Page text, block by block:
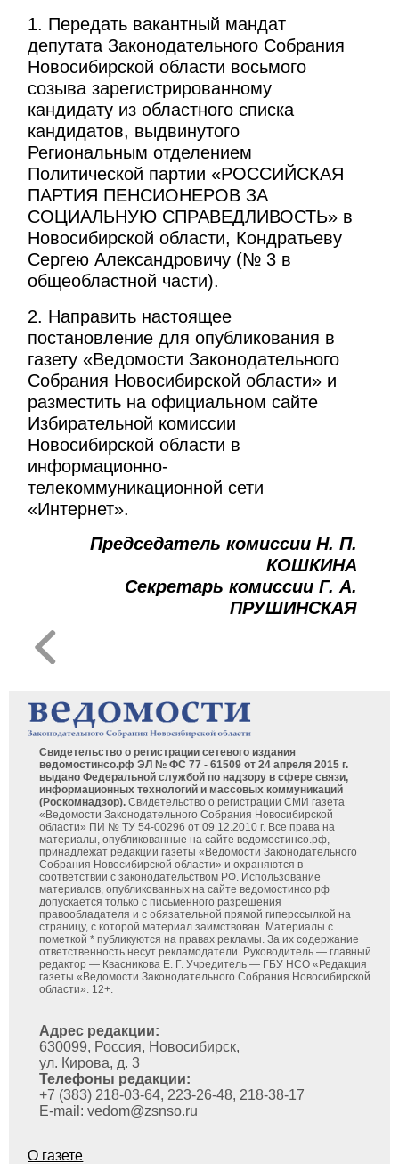
1. Передать вакантный мандат
депутата Законодательного Собрания
Новосибирской области восьмого
созыва зарегистрированному
кандидату из областного списка
кандидатов, выдвинутого
Региональным отделением
Политической партии «РОССИЙСКАЯ
ПАРТИЯ ПЕНСИОНЕРОВ ЗА
СОЦИАЛЬНУЮ СПРАВЕДЛИВОСТЬ» в
Новосибирской области, Кондратьеву
Сергею Александровичу (№ 3 в
общеобластной части).
2. Направить настоящее
постановление для опубликования в
газету «Ведомости Законодательного
Собрания Новосибирской области» и
разместить на официальном сайте
Избирательной комиссии
Новосибирской области в
информационно-
телекоммуникационной сети
«Интернет».
Председатель комиссии Н. П.
КОШКИНА
Секретарь комиссии Г. А.
ПРУШИНСКАЯ
Свидетельство о регистрации сетевого издания
ведомостинсо.рф ЭЛ № ФС 77 - 61509 от 24 апреля 2015 г.
выдано Федеральной службой по надзору в сфере связи,
информационных технологий и массовых коммуникаций
(Роскомнадзор). Свидетельство о регистрации СМИ газета
«Ведомости Законодательного Собрания Новосибирской
области» ПИ № ТУ 54-00296 от 09.12.2010 г. Все права на
материалы, опубликованные на сайте ведомостинсо.рф,
принадлежат редакции газеты «Ведомости Законодательного
Собрания Новосибирской области» и охраняются в
соответствии с законодательством РФ. Использование
материалов, опубликованных на сайте ведомостинсо.рф
допускается только с письменного разрешения
правообладателя и с обязательной прямой гиперссылкой на
страницу, с которой материал заимствован. Материалы с
пометкой * публикуются на правах рекламы. За их содержание
ответственность несут рекламодатели. Руководитель — главный
редактор — Квасникова Е. Г. Учредитель — ГБУ НСО «Редакция
газеты «Ведомости Законодательного Собрания Новосибирской
области». 12+.
Адрес редакции:
630099, Россия, Новосибирск,
ул. Кирова, д. 3
Телефоны редакции:
+7 (383) 218-03-64, 223-26-48, 218-38-17
E-mail: vedom@zsnso.ru
О газете